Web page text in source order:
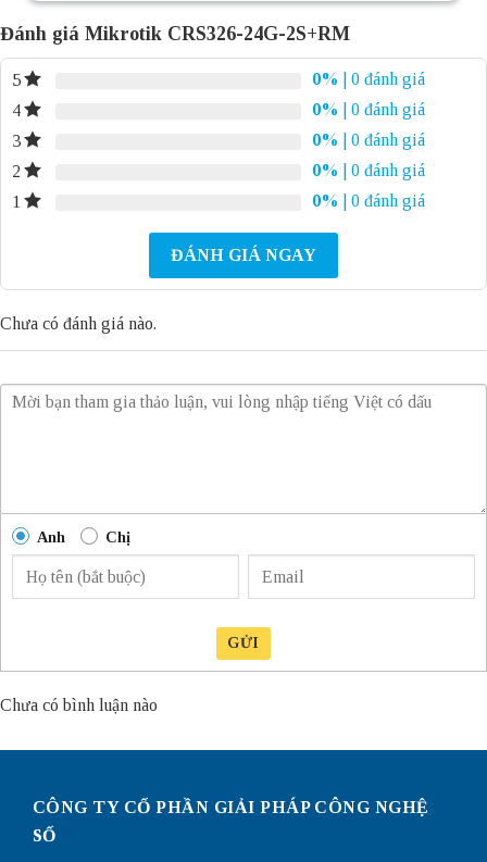
Đánh giá Mikrotik CRS326-24G-2S+RM
5 0%
| 0 đánh giá
4
0%
| 0 đánh giá
3
0%
| 0 đánh giá
2
0%
| 0 đánh giá
1
0% | 0 đánh giá
ĐÁNH GIÁ NGAY
Chưa có đánh giá nào.
Anh Chị
GỬI
Chưa có bình luận nào
CÔNG TY CỔ PHẦN GIẢI PHÁP CÔNG NGHỆ
SỐ